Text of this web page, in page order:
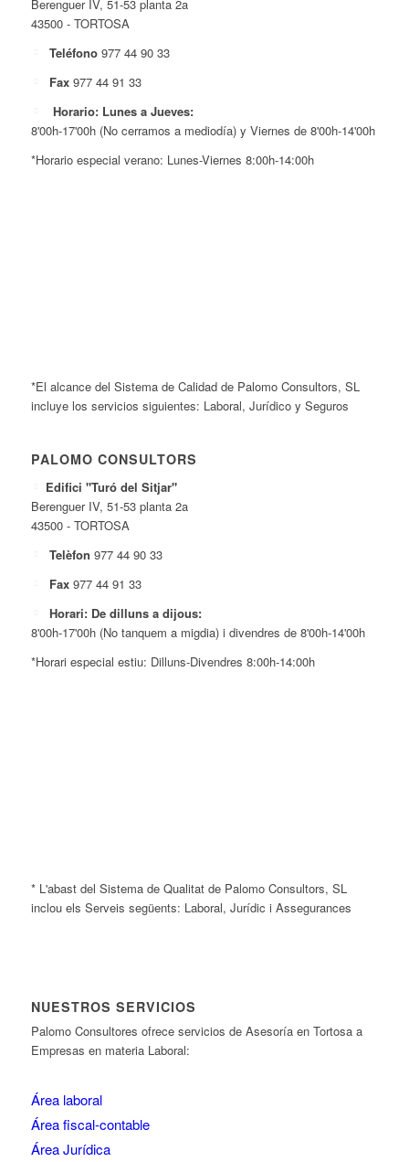
Berenguer IV, 51-53 planta 2a
43500 - TORTOSA
Teléfono 977 44 90 33
Fax 977 44 91 33
Horario: Lunes a Jueves:
8'00h-17'00h (No cerramos a mediodía) y Viernes de 8'00h-14'00h
*Horario especial verano: Lunes-Viernes 8:00h-14:00h
*El alcance del Sistema de Calidad de Palomo Consultors, SL
incluye los servicios siguientes: Laboral, Jurídico y Seguros
PALOMO CONSULTORS
Edifici "Turó del Sitjar"
Berenguer IV, 51-53 planta 2a
43500 - TORTOSA
Telèfon 977 44 90 33
Fax 977 44 91 33
Horari: De dilluns a dijous:
8'00h-17'00h (No tanquem a migdia) i divendres de 8'00h-14'00h
*Horari especial estiu: Dilluns-Divendres 8:00h-14:00h
* L'abast del Sistema de Qualitat de Palomo Consultors, SL
inclou els Serveis següents: Laboral, Jurídic i Assegurances
NUESTROS SERVICIOS
Palomo Consultores ofrece servicios de Asesoría en Tortosa a
Empresas en materia Laboral:
Área laboral
Área fiscal-contable
Área Jurídica